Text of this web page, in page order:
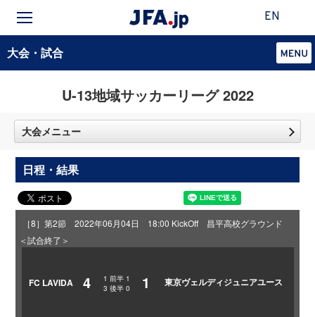
EN
大会・試合
U-13地域サッカーリーグ 2022
大会メニュー
日程・結果
［8］第2節 2022年06月04日 18:00 KickOff 昌平高校グラウンド
＜試合終了＞
FC LAVIDA 4 1 前半 1
3 後半 0 1 東京ヴェルディジュニアユース